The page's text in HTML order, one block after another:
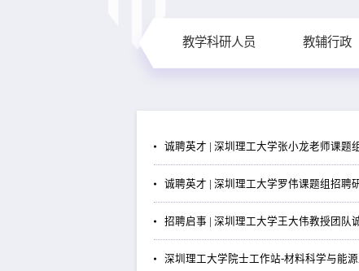
教学科研人员 教辅行政
诚聘英才 | 深圳理工大学张小龙老师课题
诚聘英才 | 深圳理工大学罗伟课题组招聘
招聘启事 | 深圳理工大学王大伟教授团队
深圳理工大学院士工作站-材料科学与能